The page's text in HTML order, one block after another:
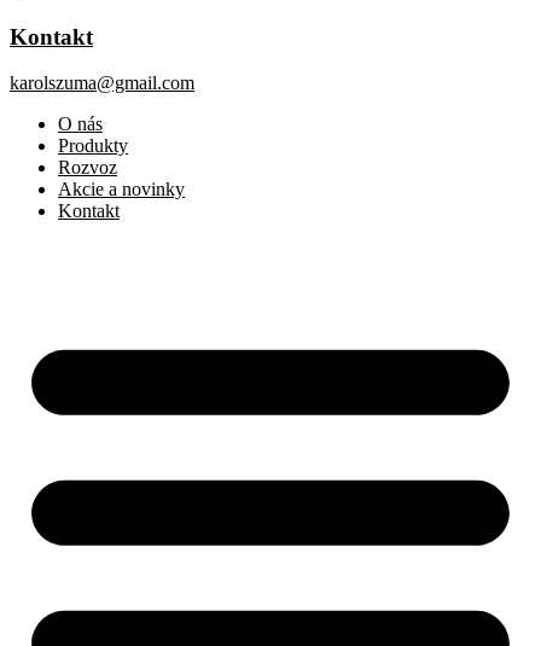
Kontakt
karolszuma@gmail.com
O nás
Produkty
Rozvoz
Akcie a novinky
Kontakt